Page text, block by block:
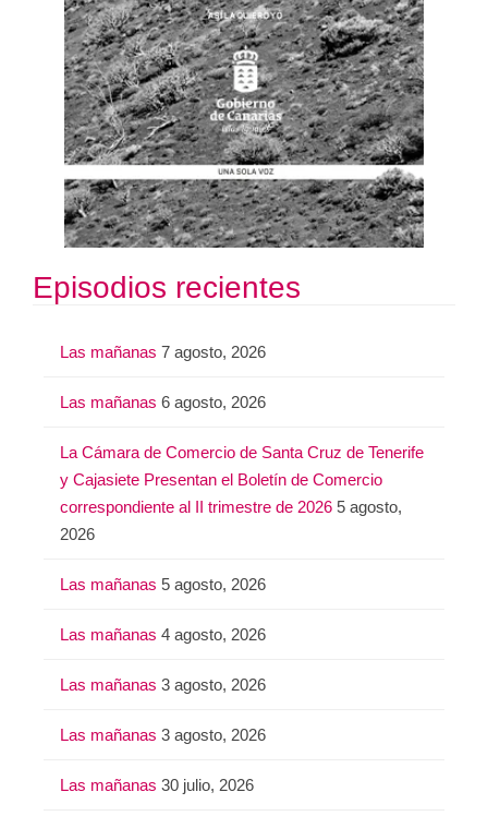
Episodios recientes
Las mañanas 7 agosto, 2026
Las mañanas 6 agosto, 2026
La Cámara de Comercio de Santa Cruz de Tenerife
y Cajasiete Presentan el Boletín de Comercio
correspondiente al II trimestre de 2026 5 agosto,
2026
Las mañanas 5 agosto, 2026
Las mañanas 4 agosto, 2026
Las mañanas 3 agosto, 2026
Las mañanas 3 agosto, 2026
Las mañanas 30 julio, 2026